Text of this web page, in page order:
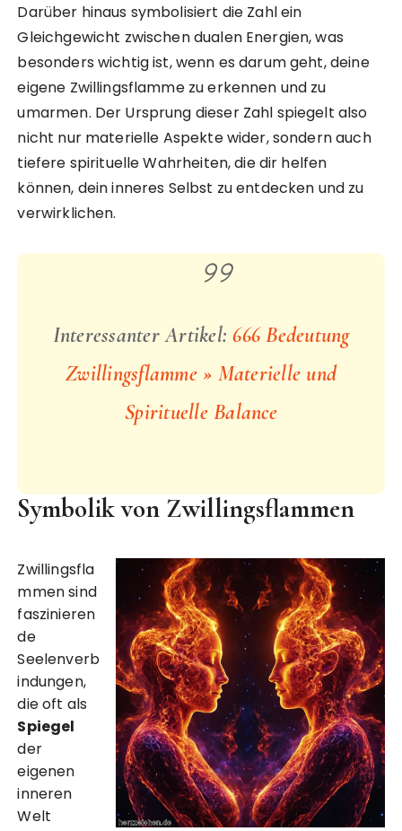
Darüber hinaus symbolisiert die Zahl ein
Gleichgewicht zwischen dualen Energien, was
besonders wichtig ist, wenn es darum geht, deine
eigene Zwillingsflamme zu erkennen und zu
umarmen. Der Ursprung dieser Zahl spiegelt also
nicht nur materielle Aspekte wider, sondern auch
tiefere spirituelle Wahrheiten, die dir helfen
können, dein inneres Selbst zu entdecken und zu
verwirklichen.
Interessanter Artikel:666 Bedeutung
Zwillingsflamme » Materielle und
Spirituelle Balance
Symbolik von Zwillingsflammen
Zwillingsfla
mmen sind
faszinieren
de
Seelenverb
indungen,
die oft als
Spiegel
der
eigenen
inneren
Welt